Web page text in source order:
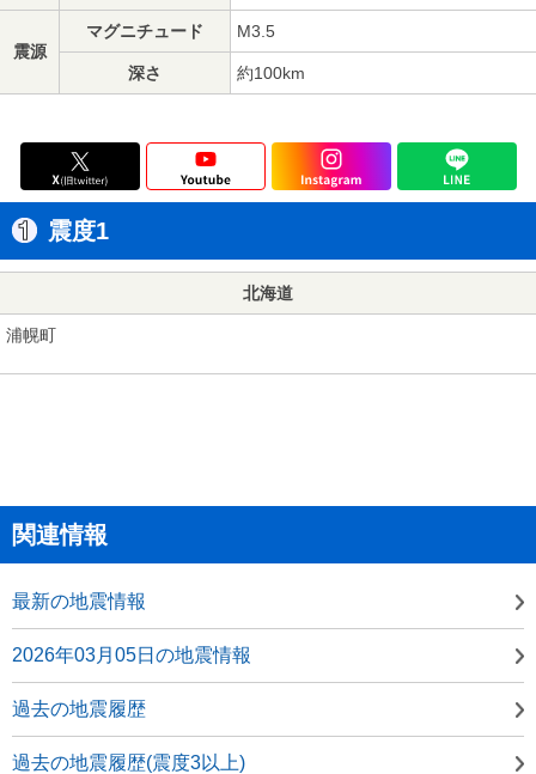
震源
マグニチュード M3.5
深さ 約100km
震度1
北海道
浦幌町
関連情報
最新の地震情報
2026年03月05日の地震情報
過去の地震履歴
過去の地震履歴(震度3以上)